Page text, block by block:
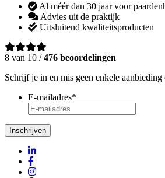
Al méér dan 30 jaar voor
Advies uit de praktijk
Uitsluitend kwaliteitsproducten
8 van 10 /476 beoordelingen
Schrijf je in en mis geen enkele aanbieding
E-mailadres*
Inschrijven